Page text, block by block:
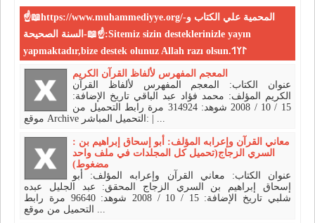
☝📖https://www.muhammediyye.org/-المحمية علي الكتاب و
السنة الصحيحة-📖☝:Sitemiz sizin desteklerinizle yayın
yapmaktadır,bize destek olunuz Allah razı olsun.𐰃𐰠𐰯
المعجم المفهرس لألفاظ القرآن الكريم
عنوان الكتاب: المعجم المفهرس لألفاظ القرآن
الكريم المؤلف: محمد فؤاد عبد الباقي تاريخ الإضافة:
15 / 10 / 2008 شوهد: 314924 مرة رابط التحميل من
موقع Archive التحميل المباشر: | ...
: معاني القرآن وإعرابه المؤلف: أبو إسحاق إبراهيم بن
السري الزجاج(تحميل كل المجلدات في ملف واحد
مضغوط)
عنوان الكتاب: معاني القرآن وإعرابه المؤلف: أبو
إسحاق إبراهيم بن السري الزجاج المحقق: عبد الجليل عبده
شلبي تاريخ الإضافة: 15 / 10 / 2008 شوهد: 96640 مرة رابط
التحميل من موقع ...